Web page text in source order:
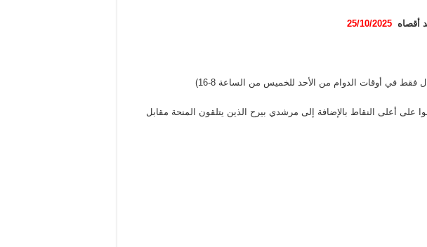
أقصاه 25/10/2025
على أعلى النقاط بالإضافة إلى مرشدي بيرح الذين يتلقون المنحة مقابل